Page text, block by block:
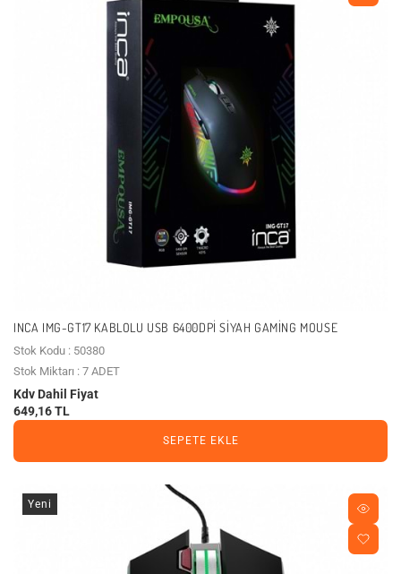
INCA IMG-GT17 KABLOLU USB 6400DPI SIYAH GAMING MOUSE
Stok Kodu : 50380
Stok Miktarı : 7 ADET
Kdv Dahil Fiyat
649,16 TL
SEPETE EKLE
Yeni